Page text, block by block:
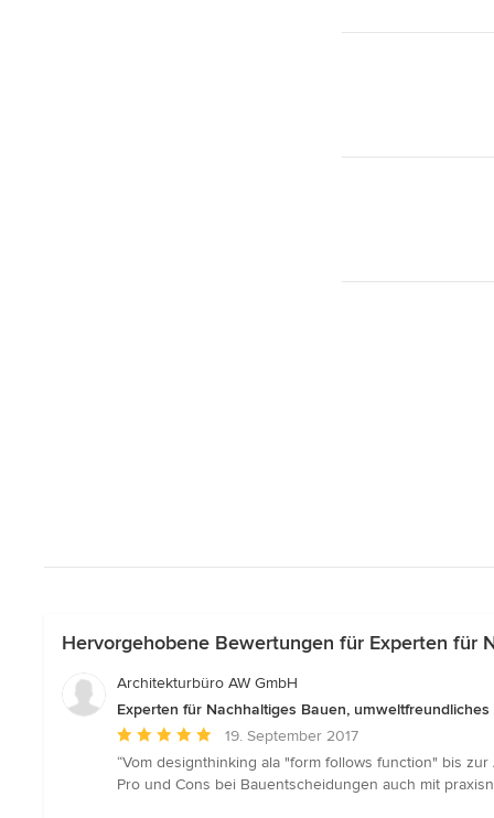
Hervorgehobene Bewertungen für Experten für
Architekturbüro AW GmbH
Experten für Nachhaltiges Bauen,
Durchschnittliche
Bewertung:
5
19. September 2017
“Vom designthinking ala "form follows function" bis
Pro und Cons bei Bauentscheidungen auch mit